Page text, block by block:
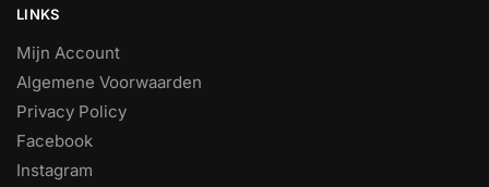
LINKS
Mijn Account
Algemene Voorwaarden
Privacy Policy
Facebook
Instagram